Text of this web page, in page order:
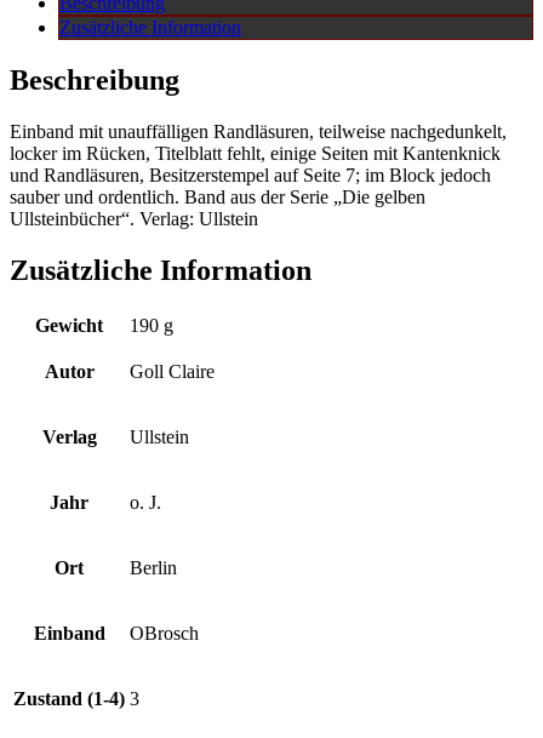
Zusätzliche Information
Beschreibung
Einband mit unauffälligen Randläsuren, teilweise nachgedunkelt,
locker im Rücken, Titelblatt fehlt, einige Seiten mit Kantenknick
und Randläsuren, Besitzerstempel auf Seite 7; im Block jedoch
sauber und ordentlich. Band aus der Serie „Die gelben
Ullsteinbücher“. Verlag: Ullstein
Zusätzliche Information
Gewicht 190 g
Autor Goll Claire
Verlag Ullstein
Jahr o. J.
Ort Berlin
Einband OBrosch
Zustand (1-4) 3